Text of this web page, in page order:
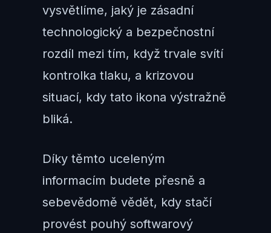
vysvětlíme, jaký je zásadní
technologický a bezpečnostní
rozdíl mezi tím, když trvale svítí
kontrolka tlaku, a krizovou
situací, kdy tato ikona výstražně
bliká.
Díky těmto uceleným
informacím budete přesně a
sebevědomě vědět, kdy stačí
provést pouhý softwarový